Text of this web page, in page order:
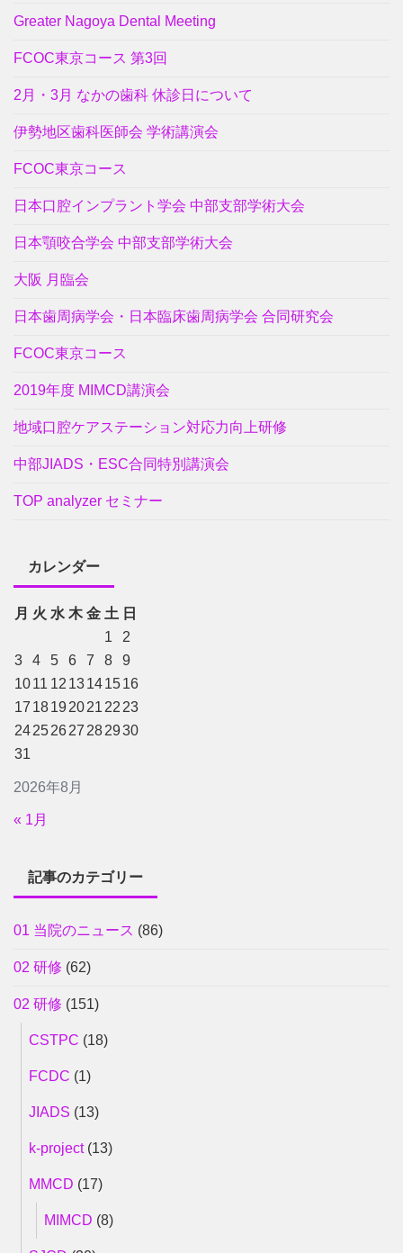
Greater Nagoya Dental Meeting
FCOC東京コース 第3回
2月・3月 なかの歯科 休診日について
伊勢地区歯科医師会 学術講演会
FCOC東京コース
日本口腔インプラント学会 中部支部学術大会
日本顎咬合学会 中部支部学術大会
大阪 月臨会
日本歯周病学会・日本臨床歯周病学会 合同研究会
FCOC東京コース
2019年度 MIMCD講演会
地域口腔ケアステーション対応力向上研修
中部JIADS・ESC合同特別講演会
TOP analyzer セミナー
カレンダー
2026年8月
月 火 水 木 金 土 日
1
2
3
4 5 6 7 8
9
1011 12 13141516
17 18192021 22 23
24252627 282930
31
« 1月
記事のカテゴリー
01 当院のニュース (86)
02 研修 (62)
02 研修 (151)
CSTPC (18)
FCDC (1)
JIADS (13)
k-project(13)
MMCD (17)
MIMCD (8)